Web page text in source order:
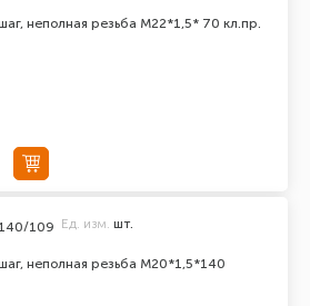
неполная резьба M22*1,5* 70 кл.пр.
неполная резьба M20*1,5*140
109 Ед. изм. шт.